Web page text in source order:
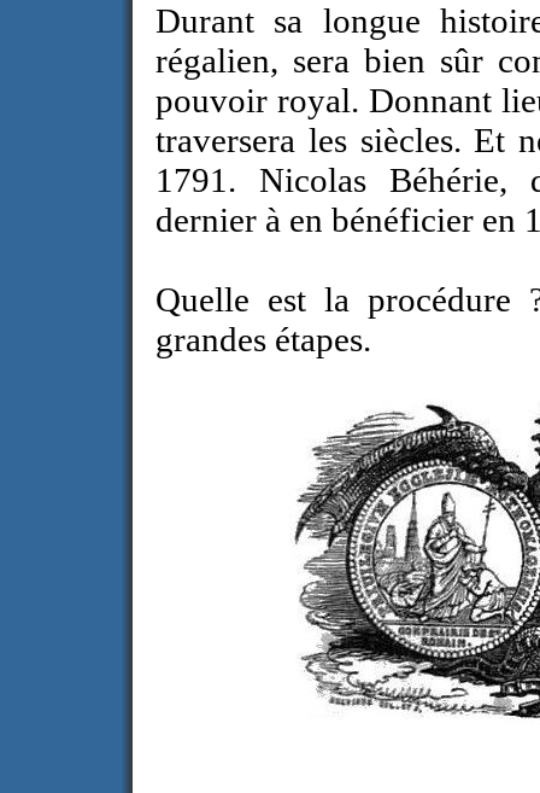
Durant sa longue
régalien, sera bien sûr
pouvoir royal. Donnant
traversera les siècles. Et
1791. Nicolas Béhérie,
dernier à en bénéficier en
Quelle est la procédure
grandes étapes.